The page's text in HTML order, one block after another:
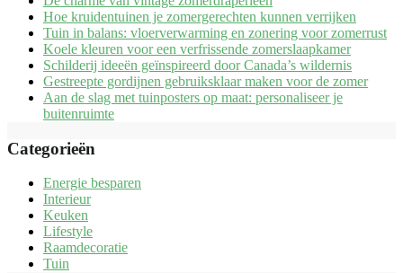
Hoe kruidentuinen je zomergerechten kunnen verrijken
Tuin in balans: vloerverwarming en zonering voor zomerrust
Koele kleuren voor een verfrissende zomerslaapkamer
Schilderij ideeën geïnspireerd door Canada’s wildernis
Gestreepte gordijnen gebruiksklaar maken voor de zomer
Aan de slag met tuinposters op maat: personaliseer je
buitenruimte
Categorieën
Energie besparen
Interieur
Keuken
Lifestyle
Raamdecoratie
Tuin